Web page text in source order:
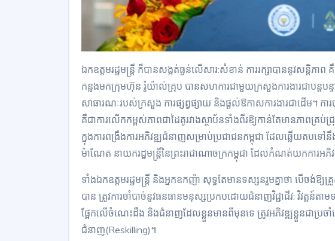
ឯកឧត្តមរដ្ឋមន្រ្តី ក៏បានសង្កត់ធ្ងន់លើសារ:សំខាន់ ការរក្សាបាននូវសន្តិភាព
កន្លងមកក្រុមហ៊ុន រ៉ូយ៉ាល់គ្រុប បានសហការជាមួយក្រសួងការងារជាបន្តបន្ទ
សាធារណៈរបស់ក្រសួង ការផ្សព្វផ្សាយ និងផ្តល់ឱកាសការងារជាដើម។ ក
គឺជាការលើកកម្ពស់ភាពជាដៃគូរវាងស្ថាប័នទាំងពីរឱ្យកាន់តែមានភា
ក្នុងការពង្រឹងការអភិវឌ្ឍជំនាញសម្រាប់ប្រជាជនកម្ពុជា ដែលឆ្លើយត
ម៉ាណែត នាយករដ្ឋមន្រ្តីនៃព្រះរាជាណាចក្រកម្ពុជា ដែលកំណត់យកការអ
ទាំងឯកឧត្តមរដ្ឋមន្រ្តី និងអ្នកឧកញ៉ា សុទ្ធតែមានទស្សនរួមគ្នាថា បើចង់
បាន ត្រូវការចាំបាច់នូវធនធានមនុស្សប្រកបដោយជំនាញវិជ្ជាជីវ: វិវត្តន៍តាម
ផ្អែកលើចំណេះដឹង និងជំនាញដែលខ្លួនមានពីមុនទេ ត្រូវអភិវឌ្ឍខ្លួនជាប្រចាំ
ជំនាញ(Reskilling)។